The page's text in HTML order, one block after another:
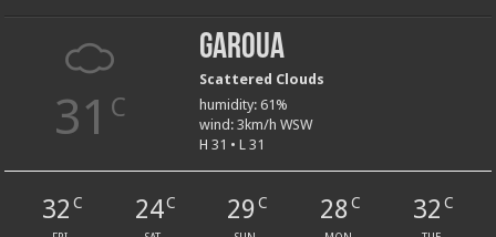
31 C
Garoua
Scattered Clouds
humidity: 61%
wind: 3km/h WSW
H 31 • L 31
32 C 24C 29 C 28 C 32 C